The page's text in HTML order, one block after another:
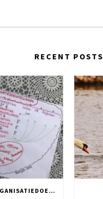
RECENT POSTS
DNA SAUS: VAN ORGANISATIEDOELSTELLING NAAR TWITTER POST